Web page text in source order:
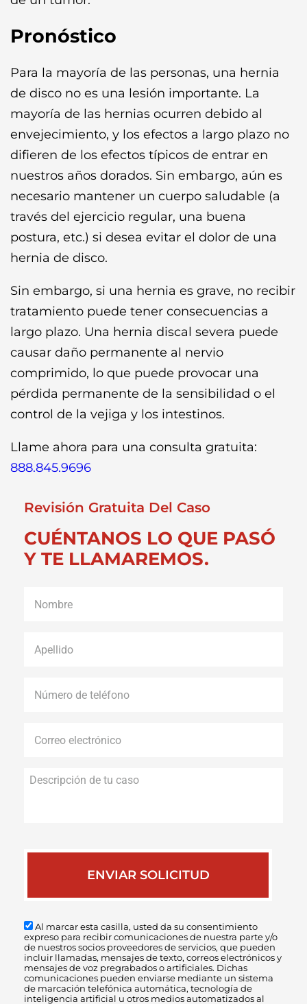
Pronóstico
Para la mayoría de las personas, una hernia
de disco no es una lesión importante. La
mayoría de las hernias ocurren debido al
envejecimiento, y los efectos a largo plazo no
difieren de los efectos típicos de entrar en
nuestros años dorados. Sin embargo, aún es
necesario mantener un cuerpo saludable (a
través del ejercicio regular, una buena
postura, etc.) si desea evitar el dolor de una
hernia de disco.
Sin embargo, si una hernia es grave, no recibir
tratamiento puede tener consecuencias a
largo plazo. Una hernia discal severa puede
causar daño permanente al nervio
comprimido, lo que puede provocar una
pérdida permanente de la sensibilidad o el
control de la vejiga y los intestinos.
Llame ahora para una consulta gratuita:
888.845.9696
Revisión Gratuita Del Caso
CUÉNTANOS LO QUE PASÓ
Y TE LLAMAREMOS.
de
electrónico *
Al marcar esta casilla, usted da su consentimiento
expreso para recibir comunicaciones de nuestra parte y/o
de nuestros socios proveedores de servicios, que pueden
incluir llamadas, mensajes de texto, correos electrónicos y
mensajes de voz pregrabados o artificiales. Dichas
comunicaciones pueden enviarse mediante un sistema
de marcación telefónica automática, tecnología de
inteligencia artificial u otros medios automatizados al